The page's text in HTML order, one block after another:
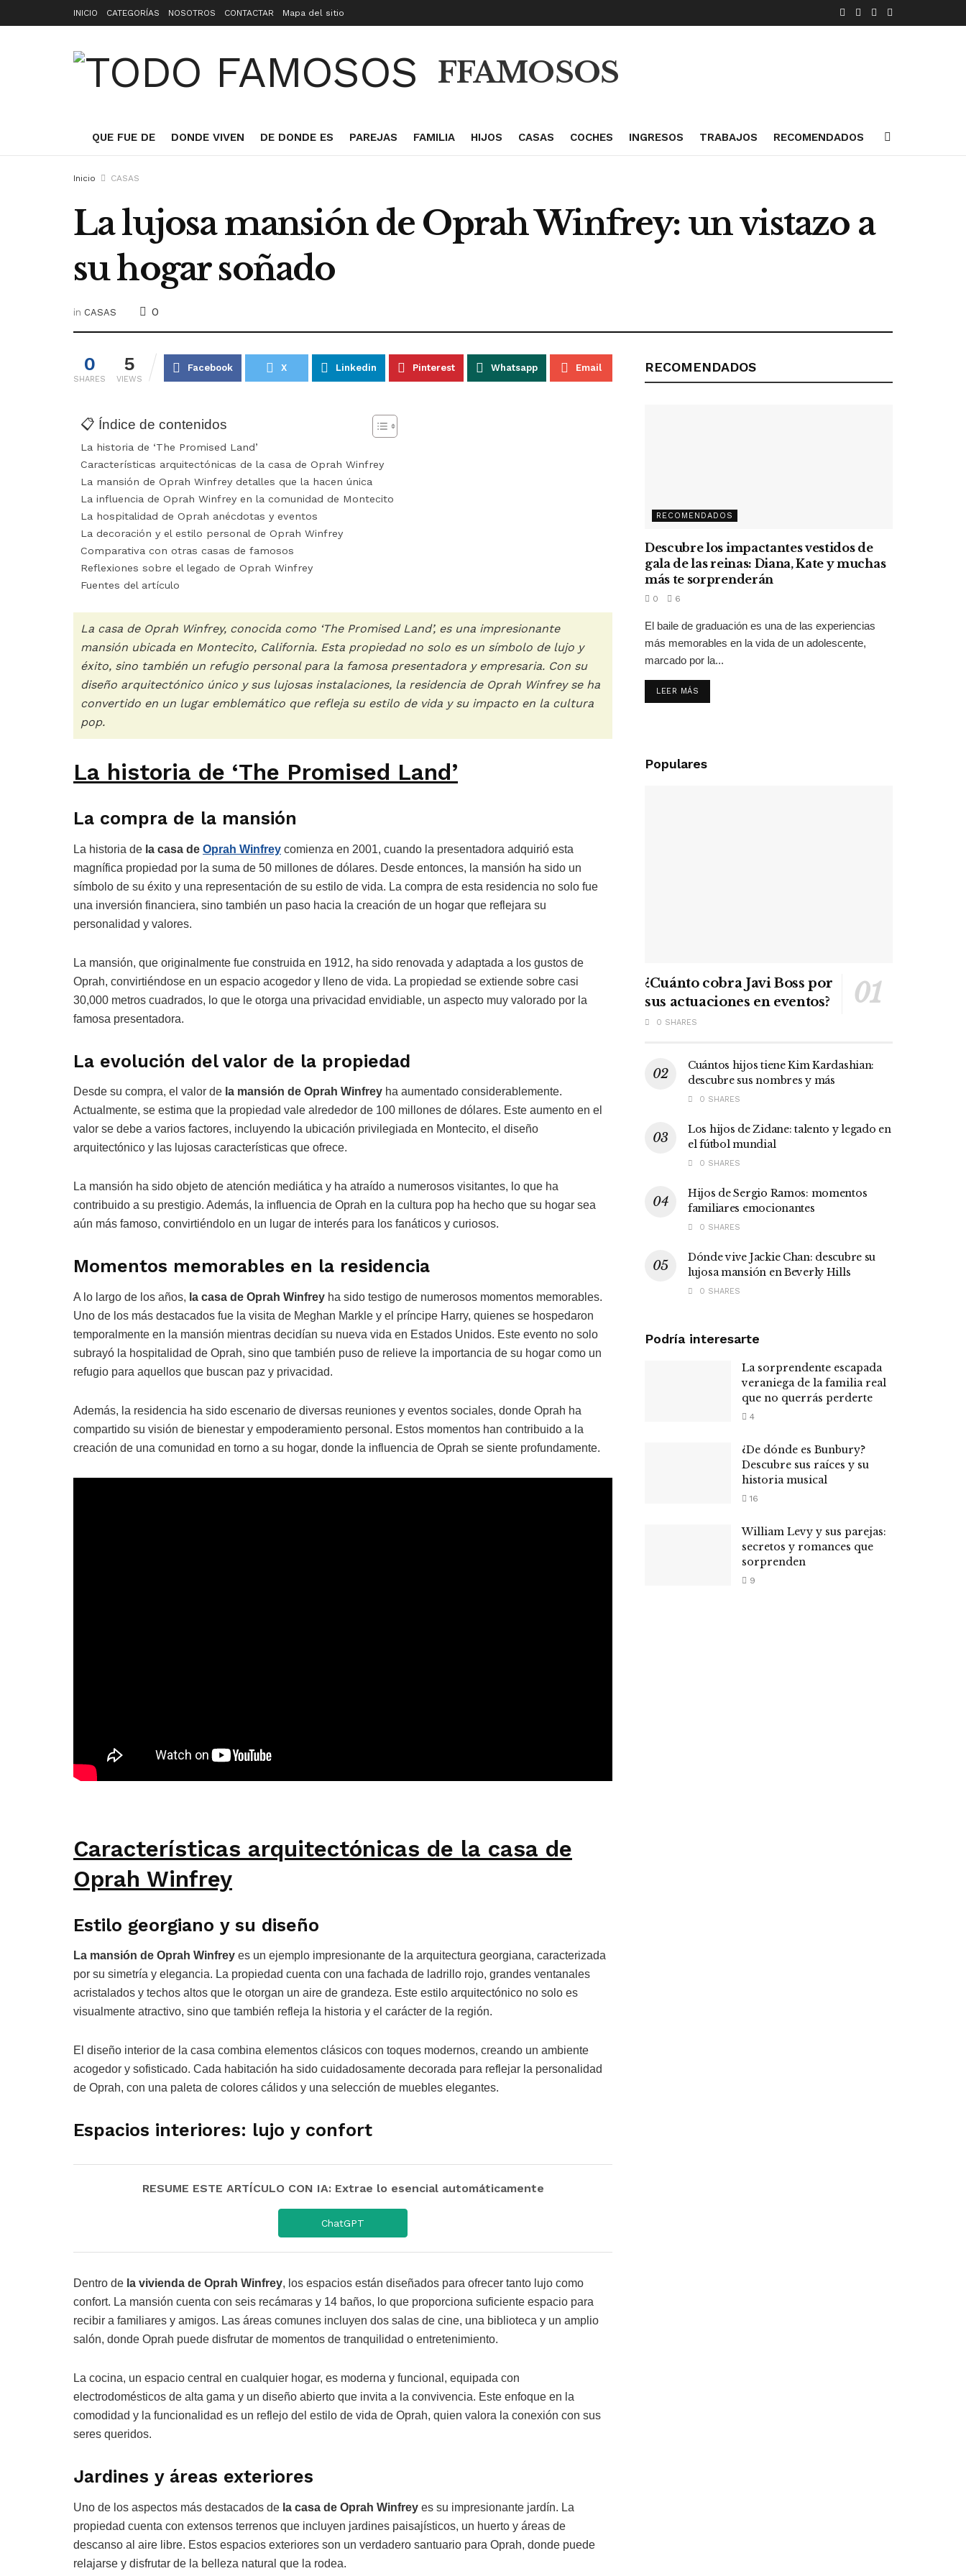
INICIO CATEGORÍAS NOSOTROS CONTACTAR Mapa del sitio
FFAMOSOS
QUE FUE DE DONDE VIVEN DE DONDE ES PAREJAS FAMILIA HIJOS CASAS COCHES INGRESOS TRABAJOS RECOMENDADOS
Inicio CASAS
La lujosa mansión de Oprah Winfrey: un vistazo a
su hogar soñado
in CASAS 0
0
SHARES
5
VIEWS
Facebook X Linkedin Pinterest Whatsapp Email
📋 Índice de contenidos
La historia de ‘The Promised Land’
Características arquitectónicas de la casa de Oprah Winfrey
La mansión de Oprah Winfrey detalles que la hacen única
La influencia de Oprah Winfrey en la comunidad de Montecito
La hospitalidad de Oprah anécdotas y eventos
La decoración y el estilo personal de Oprah Winfrey
Comparativa con otras casas de famosos
Reflexiones sobre el legado de Oprah Winfrey
Fuentes del artículo
La casa de Oprah Winfrey, conocida como ‘The Promised Land’, es una impresionante
mansión ubicada en Montecito, California. Esta propiedad no solo es un símbolo de lujo y
éxito, sino también un refugio personal para la famosa presentadora y empresaria. Con su
diseño arquitectónico único y sus lujosas instalaciones, la residencia de Oprah Winfrey se ha
convertido en un lugar emblemático que refleja su estilo de vida y su impacto en la cultura
pop.
La historia de ‘The Promised Land’
La compra de la mansión
La historia de la casa de Oprah Winfrey comienza en 2001, cuando la presentadora adquirió esta
magnífica propiedad por la suma de 50 millones de dólares. Desde entonces, la mansión ha sido un
símbolo de su éxito y una representación de su estilo de vida. La compra de esta residencia no solo fue
una inversión financiera, sino también un paso hacia la creación de un hogar que reflejara su
personalidad y valores.
La mansión, que originalmente fue construida en 1912, ha sido renovada y adaptada a los gustos de
Oprah, convirtiéndose en un espacio acogedor y lleno de vida. La propiedad se extiende sobre casi
30,000 metros cuadrados, lo que le otorga una privacidad envidiable, un aspecto muy valorado por la
famosa presentadora.
La evolución del valor de la propiedad
Desde su compra, el valor de la mansión de Oprah Winfrey ha aumentado considerablemente.
Actualmente, se estima que la propiedad vale alrededor de 100 millones de dólares. Este aumento en el
valor se debe a varios factores, incluyendo la ubicación privilegiada en Montecito, el diseño
arquitectónico y las lujosas características que ofrece.
La mansión ha sido objeto de atención mediática y ha atraído a numerosos visitantes, lo que ha
contribuido a su prestigio. Además, la influencia de Oprah en la cultura pop ha hecho que su hogar sea
aún más famoso, convirtiéndolo en un lugar de interés para los fanáticos y curiosos.
Momentos memorables en la residencia
A lo largo de los años, la casa de Oprah Winfrey ha sido testigo de numerosos momentos memorables.
Uno de los más destacados fue la visita de Meghan Markle y el príncipe Harry, quienes se hospedaron
temporalmente en la mansión mientras decidían su nueva vida en Estados Unidos. Este evento no solo
subrayó la hospitalidad de Oprah, sino que también puso de relieve la importancia de su hogar como un
refugio para aquellos que buscan paz y privacidad.
Además, la residencia ha sido escenario de diversas reuniones y eventos sociales, donde Oprah ha
compartido su visión de bienestar y empoderamiento personal. Estos momentos han contribuido a la
creación de una comunidad en torno a su hogar, donde la influencia de Oprah se siente profundamente.
Características arquitectónicas de la casa de
Oprah Winfrey
Estilo georgiano y su diseño
La mansión de Oprah Winfrey es un ejemplo impresionante de la arquitectura georgiana, caracterizada
por su simetría y elegancia. La propiedad cuenta con una fachada de ladrillo rojo, grandes ventanales
acristalados y techos altos que le otorgan un aire de grandeza. Este estilo arquitectónico no solo es
visualmente atractivo, sino que también refleja la historia y el carácter de la región.
El diseño interior de la casa combina elementos clásicos con toques modernos, creando un ambiente
acogedor y sofisticado. Cada habitación ha sido cuidadosamente decorada para reflejar la personalidad
de Oprah, con una paleta de colores cálidos y una selección de muebles elegantes.
Espacios interiores: lujo y confort
RESUME ESTE ARTÍCULO CON IA: Extrae lo esencial automáticamente
ChatGPT
Dentro de la vivienda de Oprah Winfrey, los espacios están diseñados para ofrecer tanto lujo como
confort. La mansión cuenta con seis recámaras y 14 baños, lo que proporciona suficiente espacio para
recibir a familiares y amigos. Las áreas comunes incluyen dos salas de cine, una biblioteca y un amplio
salón, donde Oprah puede disfrutar de momentos de tranquilidad o entretenimiento.
La cocina, un espacio central en cualquier hogar, es moderna y funcional, equipada con
electrodomésticos de alta gama y un diseño abierto que invita a la convivencia. Este enfoque en la
comodidad y la funcionalidad es un reflejo del estilo de vida de Oprah, quien valora la conexión con sus
seres queridos.
Jardines y áreas exteriores
Uno de los aspectos más destacados de la casa de Oprah Winfrey es su impresionante jardín. La
propiedad cuenta con extensos terrenos que incluyen jardines paisajísticos, un huerto y áreas de
descanso al aire libre. Estos espacios exteriores son un verdadero santuario para Oprah, donde puede
relajarse y disfrutar de la belleza natural que la rodea.
RECOMENDADOS
RECOMENDADOS
Descubre los impactantes vestidos de
gala de las reinas: Diana, Kate y muchas
más te sorprenderán
0 6
El baile de graduación es una de las experiencias
más memorables en la vida de un adolescente,
marcado por la...
LEER MÁS
Populares
¿Cuánto cobra Javi Boss por
sus actuaciones en eventos?
0 SHARES
Cuántos hijos tiene Kim Kardashian:
descubre sus nombres y más
0 SHARES
Los hijos de Zidane: talento y legado en
el fútbol mundial
0 SHARES
Hijos de Sergio Ramos: momentos
familiares emocionantes
0 SHARES
Dónde vive Jackie Chan: descubre su
lujosa mansión en Beverly Hills
0 SHARES
Podría interesarte
La sorprendente escapada
veraniega de la familia real
que no querrás perderte
4
¿De dónde es Bunbury?
Descubre sus raíces y su
historia musical
16
William Levy y sus parejas:
secretos y romances que
sorprenden
9